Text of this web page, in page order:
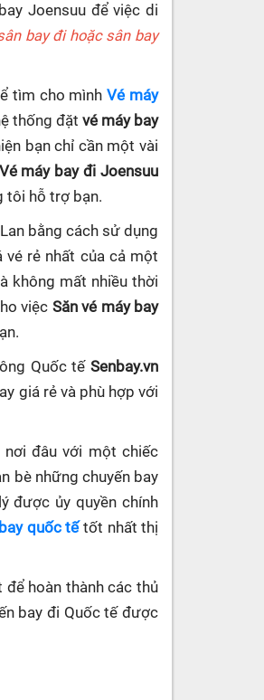
Joensuu để việc di
bay đi hoặc sân bay
tìm cho mìnhVé máy
thống đặt vé máy bay
bạn chỉ cần một vài
Vé máy bay đi Joensuu
tôi hỗ trợ bạn.
bằng cách sử dụng
rẻ nhất của cả một
không mất nhiều thời
việc Săn vé máy bay
Quốc tế Senbay.vn
giá rẻ và phù hợp với
nơi đâu với một chiếc
bè những chuyến bay
được ủy quyền chính
quốc tế tốt nhất thị
hoàn thành các thủ
bay đi Quốc tế được